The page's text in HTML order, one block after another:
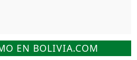
EN BOLIVIA.COM